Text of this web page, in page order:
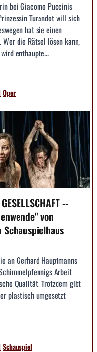
bei Giacomo Puccinis
Turandot will sich
hat sie einen
die Rätsel lösen kann,
enthaupte...
Oper
--
von
an Gerhard Hauptmanns
Arbeit
Qualität. Trotzdem gibt
plastisch umgesetzt
Schauspiel